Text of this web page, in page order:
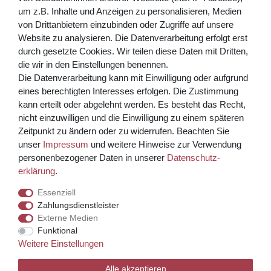
Abonnieren
** Hierbei handelt es sich um ein Pflichtfeld.
Bezahlen Sie bequem per
Kreditkarte über PayPal Funktion
Wir versenden mit
© Copyright 2026 Weinhaus Blum. Alle Rechte vorbehalten.
Template, CMS & Warenwirtschaft by
um z.B. Inhalte und Anzeigen zu personalisieren, Medien
von Drittanbietern einzubinden oder Zugriffe auf unsere
Website zu analysieren. Die Datenverarbeitung erfolgt erst
durch gesetzte Cookies. Wir teilen diese Daten mit Dritten,
die wir in den Einstellungen benennen.
Die Datenverarbeitung kann mit Einwilligung oder aufgrund
eines berechtigten Interesses erfolgen. Die Zustimmung
kann erteilt oder abgelehnt werden. Es besteht das Recht,
nicht einzuwilligen und die Einwilligung zu einem späteren
Zeitpunkt zu ändern oder zu widerrufen. Beachten Sie
unser Impressum und weitere Hinweise zur Verwendung
personenbezogener Daten in unserer Daten­schutz­
erklärung.
Essenziell
Zahlungsdienstleister
Externe Medien
Funktional
Weitere Einstellungen
Alle akzeptieren